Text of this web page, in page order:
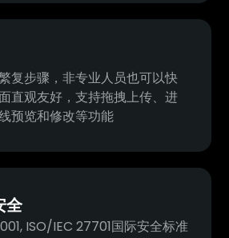
复步骤，非专业人员也可以快
直观友好，支持拖拽上传、进
预览和修改等功能
全
ISO/IEC 27701国际安全标准